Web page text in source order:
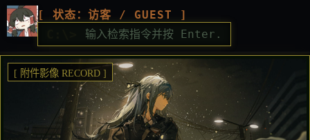
[ 状态：访客 / GUEST ]
[ 附件影像 RECORD ]